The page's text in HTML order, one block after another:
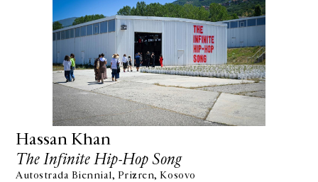
Hassan Khan
The Infinite Hip-Hop Song
Autostrada Biennial, Prizren, Kosovo